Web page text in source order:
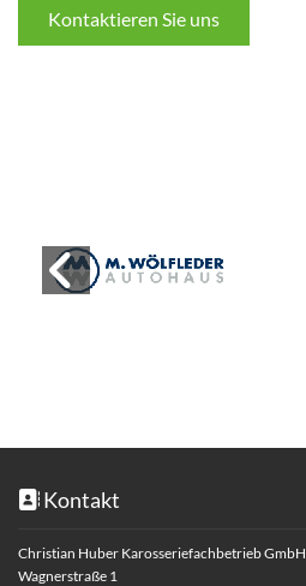
Kontaktieren Sie uns
 Kontakt
Christian Huber Karosseriefachbetrieb GmbH
Wagnerstraße 1